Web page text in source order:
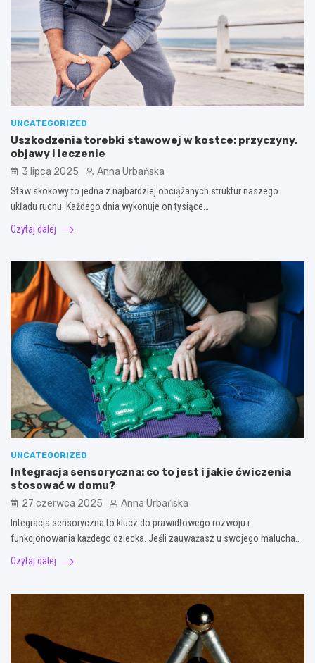
UNCATEGORIZED
Uszkodzenia torebki stawowej w kostce: przyczyny,
objawy i leczenie
3 lipca 2025 Anna Urbańska
Staw skokowy to jedna z najbardziej obciążanych struktur naszego
układu ruchu. Każdego dnia wykonuje on tysiące…
Czytaj dalej
UNCATEGORIZED
Integracja sensoryczna: co to jest i jakie ćwiczenia
stosować w domu?
27 czerwca 2025 Anna Urbańska
Integracja sensoryczna to klucz do prawidłowego rozwoju i
funkcjonowania każdego dziecka. Jeśli zauważasz u swojego malucha…
Czytaj dalej